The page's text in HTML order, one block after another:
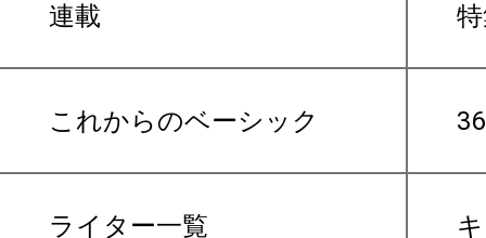
連載
これからのベーシック
ライター一覧